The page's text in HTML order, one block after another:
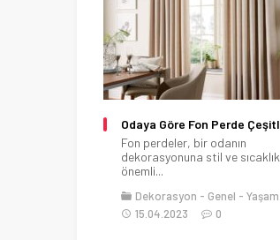
Odaya Göre Fon Perde
Fon perdeler, bir odanın
dekorasyonuna stil ve
önemli...
Dekorasyon Genel
Yaşam
15.04.2023
0